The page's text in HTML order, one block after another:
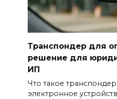
Транспондер для
решение для
ИП
Что такое
электронное